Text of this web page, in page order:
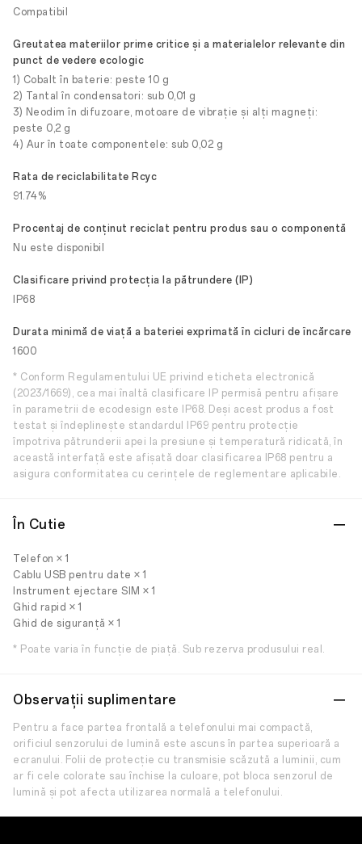
Compatibil
Greutatea materiilor prime critice și a materialelor relevante din
punct de vedere ecologic
1) Cobalt în baterie: peste 10 g
2) Tantal în condensatori: sub 0,01 g
3) Neodim în difuzoare, motoare de vibrație și alți magneți:
peste 0,2 g
4) Aur în toate componentele: sub 0,02 g
Rata de reciclabilitate Rcyc
91.74%
Procentaj de conținut reciclat pentru produs sau o componentă
Nu este disponibil
Clasificare privind protecția la pătrundere (IP)
IP68
Durata minimă de viață a bateriei exprimată în cicluri de încărcare
1600
* Conform Regulamentului UE privind eticheta electronică
(2023/1669), cea mai înaltă clasificare IP permisă pentru afișare
în parametrii de ecodesign este IP68. Deși acest produs a fost
testat și îndeplinește standardul IP69 pentru protecție
împotriva pătrunderii apei la presiune și temperatură ridicată, în
această interfață este afișată doar clasificarea IP68 pentru a
asigura conformitatea cu cerințele de reglementare aplicabile.
În Cutie
Telefon × 1
Cablu USB pentru date × 1
Instrument ejectare SIM × 1
Ghid rapid × 1
Ghid de siguranță × 1
* Poate varia în funcție de piață. Sub rezerva produsului real.
Observații suplimentare
Pentru a face partea frontală a telefonului mai compactă,
orificiul senzorului de lumină este ascuns în partea superioară a
ecranului. Folii de protecție cu transmisie scăzută a luminii, cum
ar fi cele colorate sau închise la culoare, pot bloca senzorul de
lumină și pot afecta utilizarea normală a telefonului.